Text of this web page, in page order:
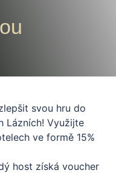
svou hru do
Lázních! Využijte
ve formě 15%
host získá voucher